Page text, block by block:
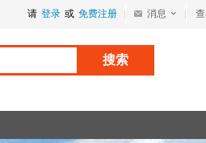
请 登录 或 免费注册 消息
搜索